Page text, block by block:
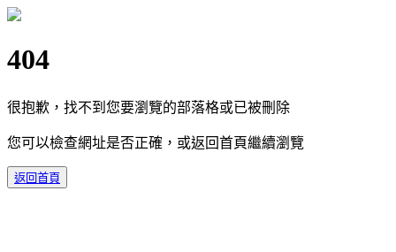
404
很抱歉，找不到您要瀏覽的部落格或已被刪除
您可以檢查網址是否正確，或返回首頁繼續瀏覽
返回首頁